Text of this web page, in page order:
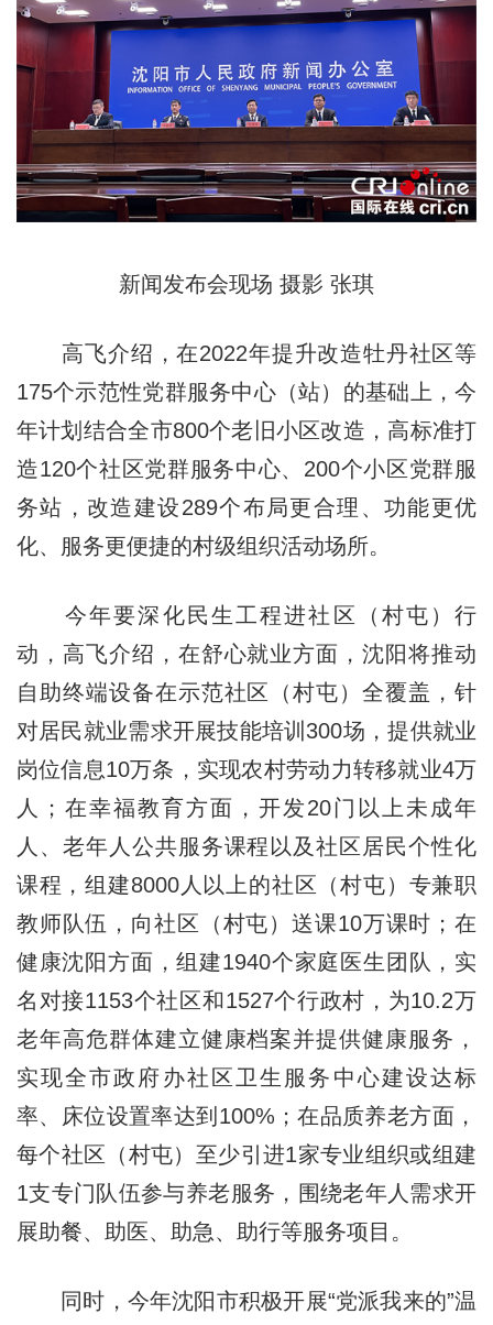
新闻发布会现场 摄影 张琪
高飞介绍，在2022年提升改造牡丹社区等
175个示范性党群服务中心（站）的基础上，今
年计划结合全市800个老旧小区改造，高标准打
造120个社区党群服务中心、200个小区党群服
务站，改造建设289个布局更合理、功能更优
化、服务更便捷的村级组织活动场所。
今年要深化民生工程进社区（村屯）行
动，高飞介绍，在舒心就业方面，沈阳将推动
自助终端设备在示范社区（村屯）全覆盖，针
对居民就业需求开展技能培训300场，提供就业
岗位信息10万条，实现农村劳动力转移就业4万
人；在幸福教育方面，开发20门以上未成年
人、老年人公共服务课程以及社区居民个性化
课程，组建8000人以上的社区（村屯）专兼职
教师队伍，向社区（村屯）送课10万课时；在
健康沈阳方面，组建1940个家庭医生团队，实
名对接1153个社区和1527个行政村，为10.2万
老年高危群体建立健康档案并提供健康服务，
实现全市政府办社区卫生服务中心建设达标
率、床位设置率达到100%；在品质养老方面，
每个社区（村屯）至少引进1家专业组织或组建
1支专门队伍参与养老服务，围绕老年人需求开
展助餐、助医、助急、助行等服务项目。
同时，今年沈阳市积极开展“党派我来的”温